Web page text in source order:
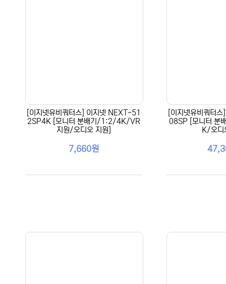
[이지넷유비쿼터스] 이지넷 NEXT-51
2SP4K [모니터 분배기/1:2/4K/VR
지원/오디오 지원]
7,660원
[이지넷유비쿼터
08SP [모니터
K/오디